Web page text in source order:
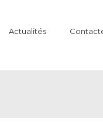
Actualités